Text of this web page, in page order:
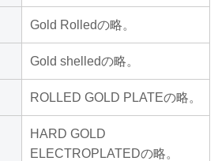
Gold Rolledの略。
Gold shelledの略。
ROLLED GOLD PLATEの略。
HARD GOLD
ELECTROPLATEDの略。